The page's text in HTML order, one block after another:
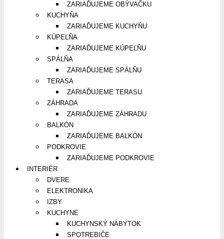
ZARIAĎUJEME OBÝVAČKU
KUCHYŇA
ZARIAĎUJEME KUCHYŇU
KÚPEĽŇA
ZARIAĎUJEME KÚPEĽŇU
SPÁLŇA
ZARIAĎUJEME SPÁLŇU
TERASA
ZARIAĎUJEME TERASU
ZÁHRADA
ZARIAĎUJEME ZÁHRADU
BALKÓN
ZARIAĎUJEME BALKÓN
PODKROVIE
ZARIAĎUJEME PODKROVIE
INTERIÉR
DVERE
ELEKTRONIKA
IZBY
KUCHYNE
KUCHYNSKÝ NÁBYTOK
SPOTREBIČE